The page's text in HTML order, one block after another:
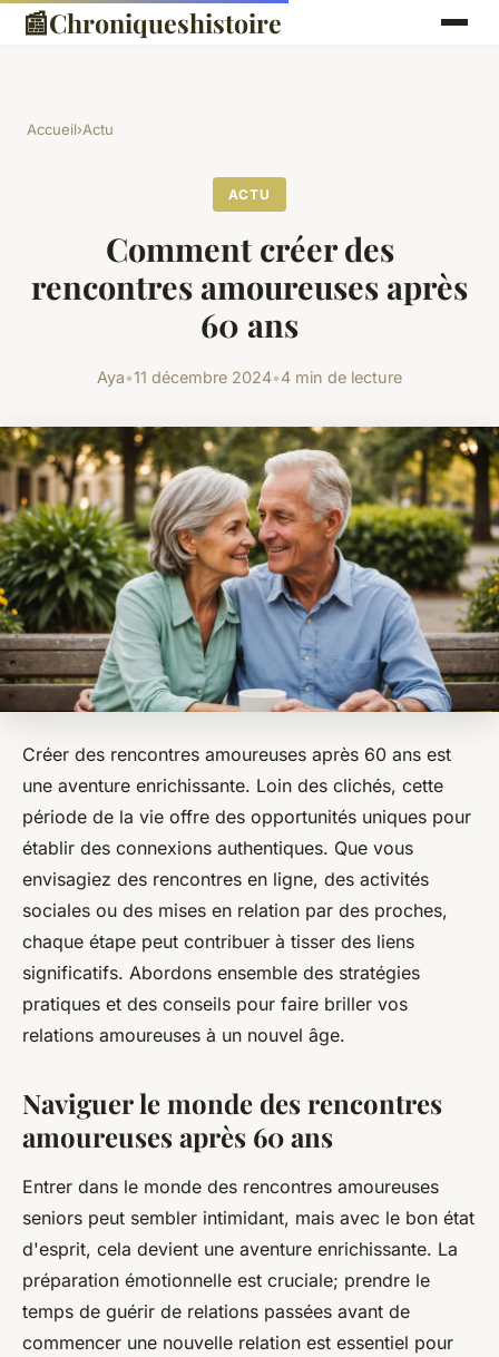
📰Chroniqueshistoire
Accueil›Actu
ACTU
Comment créer des
rencontres amoureuses après
60 ans
Aya•11 décembre 2024•4 min de lecture
Créer des rencontres amoureuses après 60 ans est
une aventure enrichissante. Loin des clichés, cette
période de la vie offre des opportunités uniques pour
établir des connexions authentiques. Que vous
envisagiez des rencontres en ligne, des activités
sociales ou des mises en relation par des proches,
chaque étape peut contribuer à tisser des liens
significatifs. Abordons ensemble des stratégies
pratiques et des conseils pour faire briller vos
relations amoureuses à un nouvel âge.
Naviguer le monde des rencontres
amoureuses après 60 ans
Entrer dans le monde des rencontres amoureuses
seniors peut sembler intimidant, mais avec le bon état
d'esprit, cela devient une aventure enrichissante. La
préparation émotionnelle est cruciale; prendre le
temps de guérir de relations passées avant de
commencer une nouvelle relation est essentiel pour